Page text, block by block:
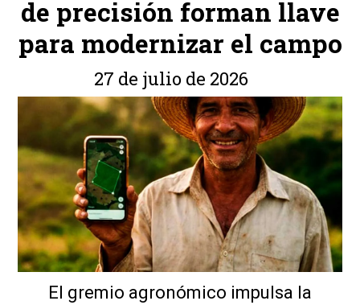
de precisión forman llave
para modernizar el campo
27 de julio de 2026
El gremio agronómico impulsa la